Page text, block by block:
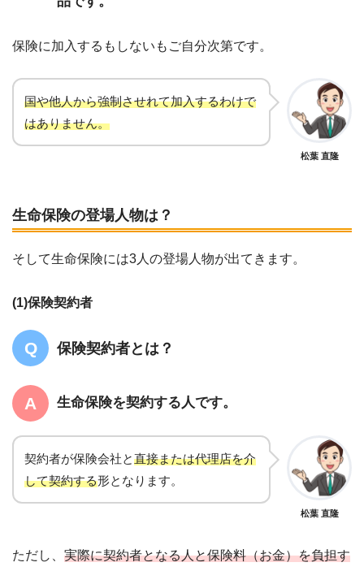
保険に加入するもしないもご自分次第です。
国や他人から強制させれて加入するわけで
はありません。
松葉 直隆
生命保険の登場人物は？
そして生命保険には3人の登場人物が出てきます。
(1)保険契約者
保険契約者とは？
生命保険を契約する人です。
契約者が保険会社と直接または代理店を介
して契約する形となります。
松葉 直隆
ただし、 実際に契約者となる人と保険料（お金）を負担す